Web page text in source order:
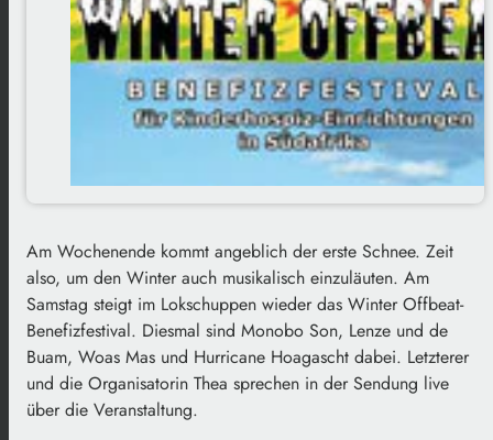
Am Wochenende kommt angeblich der erste Schnee. Zeit
also, um den Winter auch musikalisch einzuläuten. Am
Samstag steigt im Lokschuppen wieder das Winter Offbeat-
Benefizfestival. Diesmal sind Monobo Son, Lenze und de
Buam, Woas Mas und Hurricane Hoagascht dabei. Letzterer
und die Organisatorin Thea sprechen in der Sendung live
über die Veranstaltung.